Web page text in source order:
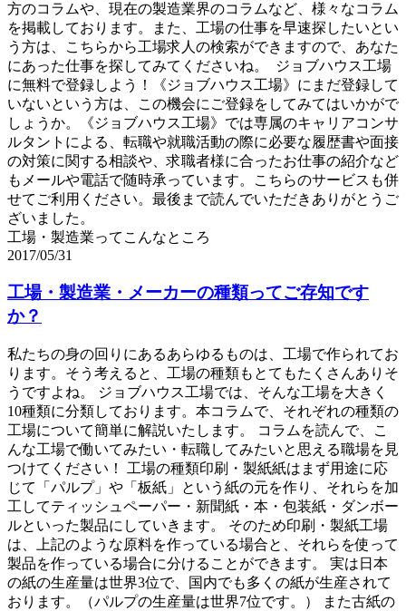
方のコラムや、現在の製造業界のコラムなど、様々なコラム
を掲載しております。また、工場の仕事を早速探したいとい
う方は、こちらから工場求人の検索ができますので、あなた
にあった仕事を探してみてくださいね。 ジョブハウス工場
に無料で登録しよう！《ジョブハウス工場》にまだ登録して
いないという方は、この機会にご登録をしてみてはいかがで
しょうか。《ジョブハウス工場》では専属のキャリアコンサ
ルタントによる、転職や就職活動の際に必要な履歴書や面接
の対策に関する相談や、求職者様に合ったお仕事の紹介など
もメールや電話で随時承っています。こちらのサービスも併
せてご利用ください。最後まで読んでいただきありがとうご
ざいました。
工場・製造業ってこんなところ
2017/05/31
工場・製造業・メーカーの種類ってご存知です
か？
私たちの身の回りにあるあらゆるものは、工場で作られてお
ります。そう考えると、工場の種類もとてもたくさんありそ
うですよね。 ジョブハウス工場では、そんな工場を大きく
10種類に分類しております。本コラムで、それぞれの種類の
工場について簡単に解説いたします。 コラムを読んで、こ
んな工場で働いてみたい・転職してみたいと思える職場を見
つけてください！ 工場の種類印刷・製紙紙はまず用途に応
じて「パルプ」や「板紙」という紙の元を作り、それらを加
工してティッシュペーパー・新聞紙・本・包装紙・ダンボー
ルといった製品にしていきます。 そのため印刷・製紙工場
は、上記のような原料を作っている場合と、それらを使って
製品を作っている場合に分けることができます。 実は日本
の紙の生産量は世界3位で、国内でも多くの紙が生産されて
おります。（パルプの生産量は世界7位です。） また古紙の